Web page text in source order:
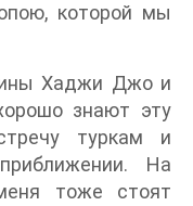
которой мы
Хаджи Джо и
знают эту
туркам и
На
тоже стоят